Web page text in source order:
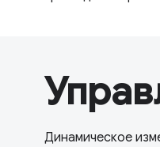
Динамическое